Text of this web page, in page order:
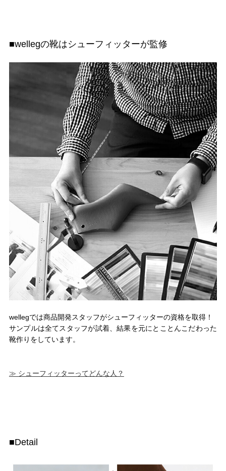
■wellegの靴はシューフィッターが監修
wellegでは商品開発スタッフがシューフィッターの資格を取得！
サンプルは全てスタッフが試着、結果を元にとことんこだわった
靴作りをしています。
≫ シューフィッターってどんな人？
■Detail